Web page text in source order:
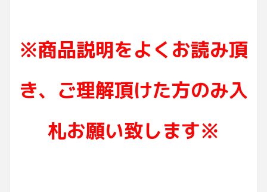
※商品説明をよくお読み頂
き、ご理解頂けた方のみ入
札お願い致します※